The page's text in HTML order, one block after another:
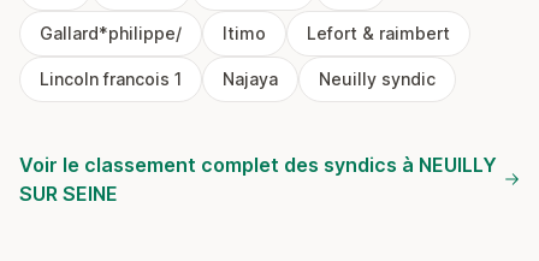
Gallard*philippe/ Itimo Lefort & raimbert
Lincoln francois 1 Najaya Neuilly syndic
Voir le classement complet des syndics à NEUILLY
SUR SEINE